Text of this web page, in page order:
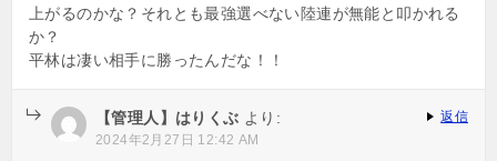
上がるのかな？それとも最強選べない陸連が無能と叩かれる
か？
平林は凄い相手に勝ったんだな！！
【管理人】はりくぶ より:
2024年2月27日 12:42 AM
返信